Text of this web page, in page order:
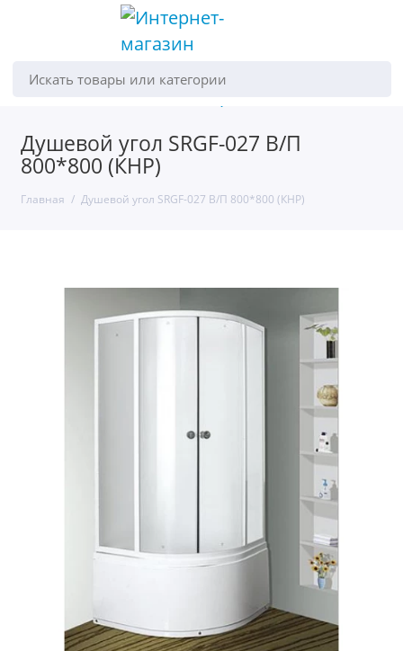
Искать товары или категории
Душевой угол SRGF-027 В/П
800*800 (КНР)
Главная Душевой угол SRGF-027 В/П 800*800 (КНР)